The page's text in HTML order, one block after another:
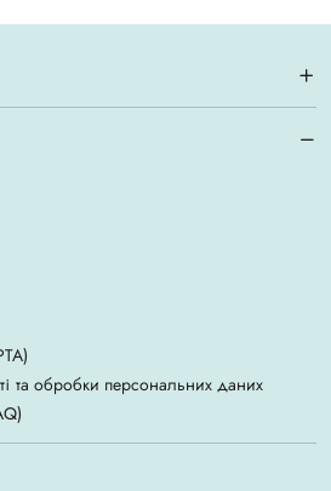
та обробки персональних даних